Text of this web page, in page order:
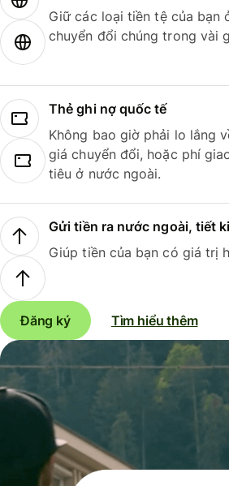
Giữ các loại tiền tệ của bạn
chuyển đổi chúng trong vài
Thẻ ghi nợ quốc tế
Không bao giờ phải lo lắng
giá chuyển đổi, hoặc phí
tiêu ở nước ngoài.
Gửi tiền ra nước ngoài, tiết
Giúp tiền của bạn có giá trị
Đăng ký Tìm hiểu thêm